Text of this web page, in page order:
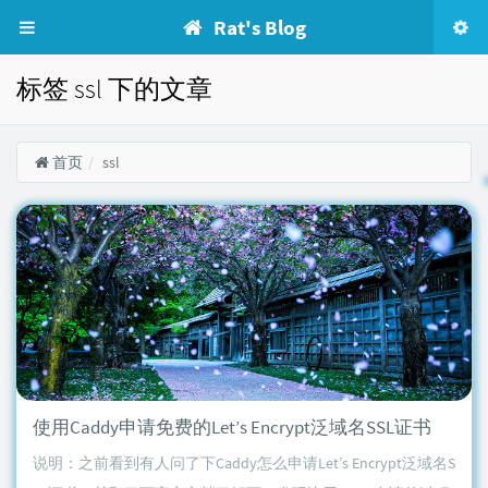
Rat's Blog
标签 ssl 下的文章
首页 ssl
使用Caddy申请免费的Let’s Encrypt泛域名SSL证书
说明：之前看到有人问了下Caddy怎么申请Let’s Encrypt泛域名S